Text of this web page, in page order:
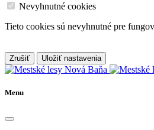
Nevyhnutné cookies
Tieto cookies sú nevyhnutné pre
Zrušiť Uložiť nastavenia
Menu